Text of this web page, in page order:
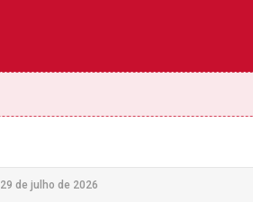
29 de julho de 2026